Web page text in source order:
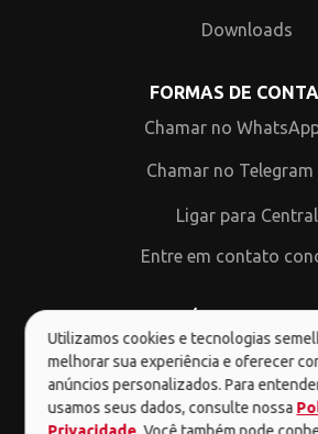
Utilizamos cookies e tecnologias
melhorar sua experiência e oferecer
anúncios personalizados. Para
usamos seus dados, consulte nossa
Downloads
FORMAS DE
Chamar no
Chamar no Telegram
Ligar para Central
Entre em contato